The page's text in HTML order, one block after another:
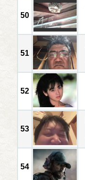
50
51
52
53
54